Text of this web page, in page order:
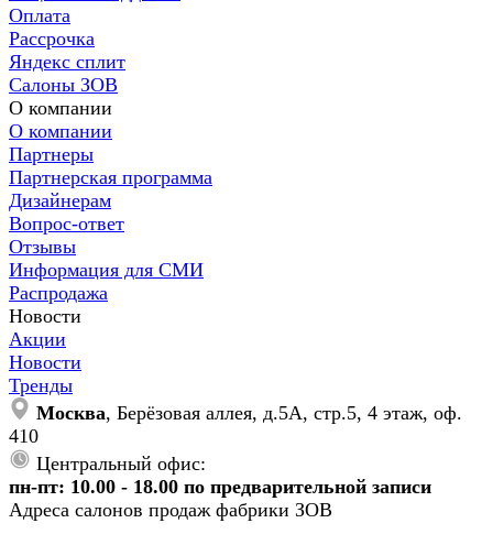
Оплата
Рассрочка
Яндекс сплит
Салоны ЗОВ
О компании
О компании
Партнеры
Партнерская программа
Дизайнерам
Вопрос-ответ
Отзывы
Информация для СМИ
Распродажа
Новости
Акции
Новости
Тренды
Москва, Берёзовая аллея, д.5А, стр.5, 4 этаж, оф.
410
Центральный офис:
пн-пт: 10.00 - 18.00 по предварительной записи
Адреса салонов продаж фабрики ЗОВ